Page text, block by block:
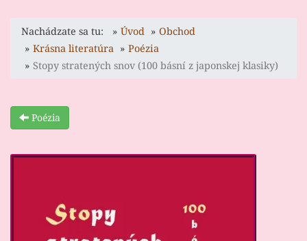
Nachádzate sa tu: Úvod
Obchod
Krásna literatúra
Poézia
Stopy stratených snov (100 básní z japonskej klasiky)
Poézia